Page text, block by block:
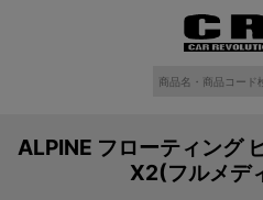
ALPINE フローティング
X2(フルメデ